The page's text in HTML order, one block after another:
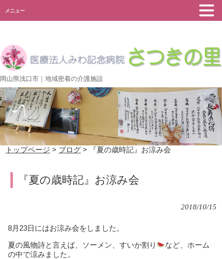
岡山県浅口市｜地域密着の介護施設
トップページ > ブログ > 『夏の歳時記』お涼み会
『夏の歳時記』お涼み会
2018/10/15
8月23日にはお涼み会をしました。
夏の風物詩と言えば、ソーメン、すいか割り
など、ホーム
の中で涼みました。
メニュー